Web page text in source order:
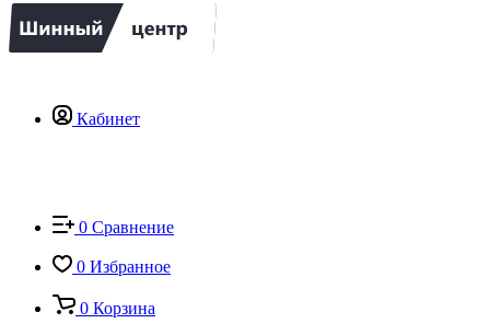
Кабинет
0 Сравнение
0 Избранное
0 Корзина